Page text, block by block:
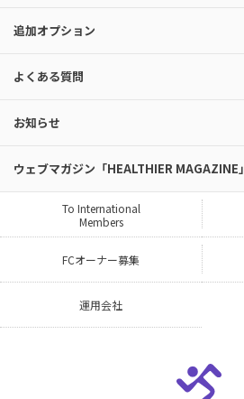
追加オプション
よくある質問
お知らせ
ウェブマガジン「HEALTHIER MAGAZINE」
To International
Members
FCオーナー募集
運用会社